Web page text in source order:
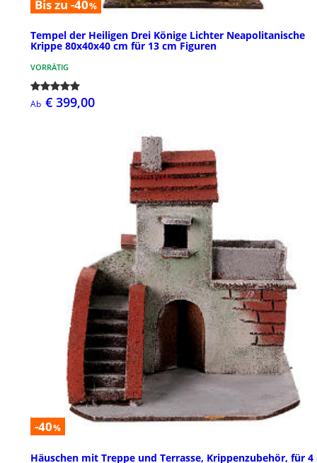
Bis zu -40%
Tempel der Heiligen Drei Könige Lichter Neapolitanische
Krippe 80x40x40 cm für 13 cm Figuren
VORRÄTIG
Ab € 399,00
-40%
Häuschen mit Treppe und Terrasse, Krippenzubehör, für 4